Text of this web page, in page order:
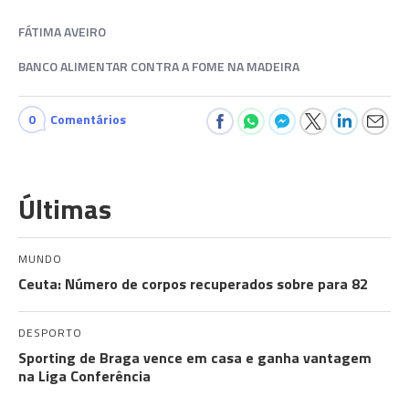
FÁTIMA AVEIRO
BANCO ALIMENTAR CONTRA A FOME NA MADEIRA
0 Comentários
Últimas
MUNDO
Ceuta: Número de corpos recuperados sobre para 82
DESPORTO
Sporting de Braga vence em casa e ganha vantagem
na Liga Conferência